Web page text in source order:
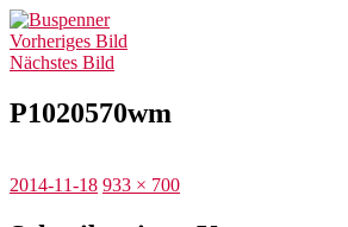
Zum
Inhalt
springen
Buspenner
Vorheriges Bild
Nächstes Bild
P1020570wm
Veröffentlicht
2014-11-18 Originalgröße
933 × 700